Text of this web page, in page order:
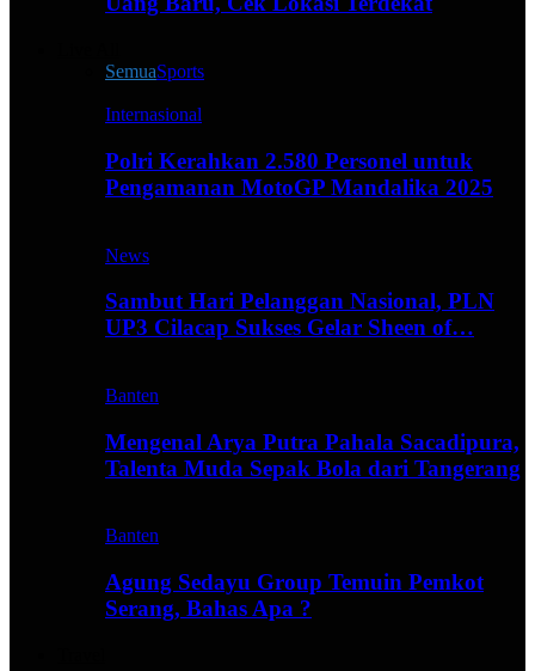
SemuaSports
Internasional
Polri Kerahkan 2.580 Personel untuk
Pengamanan MotoGP Mandalika 2025
News
Sambut Hari Pelanggan Nasional, PLN
UP3 Cilacap Sukses Gelar Sheen of…
Banten
Mengenal Arya Putra Pahala Sacadipura,
Talenta Muda Sepak Bola dari Tangerang
Banten
Agung Sedayu Group Temuin Pemkot
Serang, Bahas Apa ?